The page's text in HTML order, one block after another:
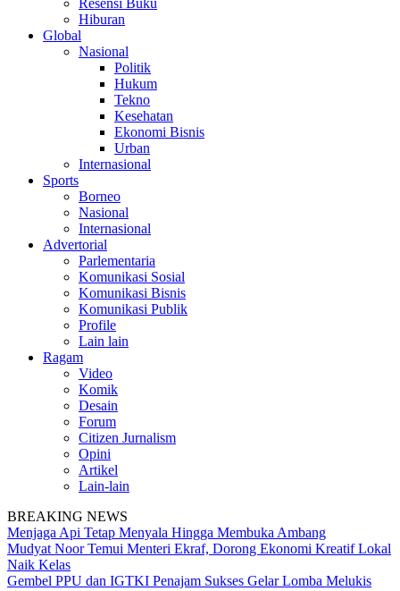
Resensi Buku
Hiburan
Global
Nasional
Politik
Hukum
Tekno
Kesehatan
Ekonomi Bisnis
Urban
Internasional
Sports
Borneo
Nasional
Internasional
Advertorial
Parlementaria
Komunikasi Sosial
Komunikasi Bisnis
Komunikasi Publik
Profile
Lain lain
Ragam
Video
Komik
Desain
Forum
Citizen Jurnalism
Opini
Artikel
Lain-lain
BREAKING NEWS
Menjaga Api Tetap Menyala Hingga Membuka Ambang
Mudyat Noor Temui Menteri Ekraf, Dorong Ekonomi Kreatif Lokal
Naik Kelas
Gembel PPU dan IGTKI Penajam Sukses Gelar Lomba Melukis